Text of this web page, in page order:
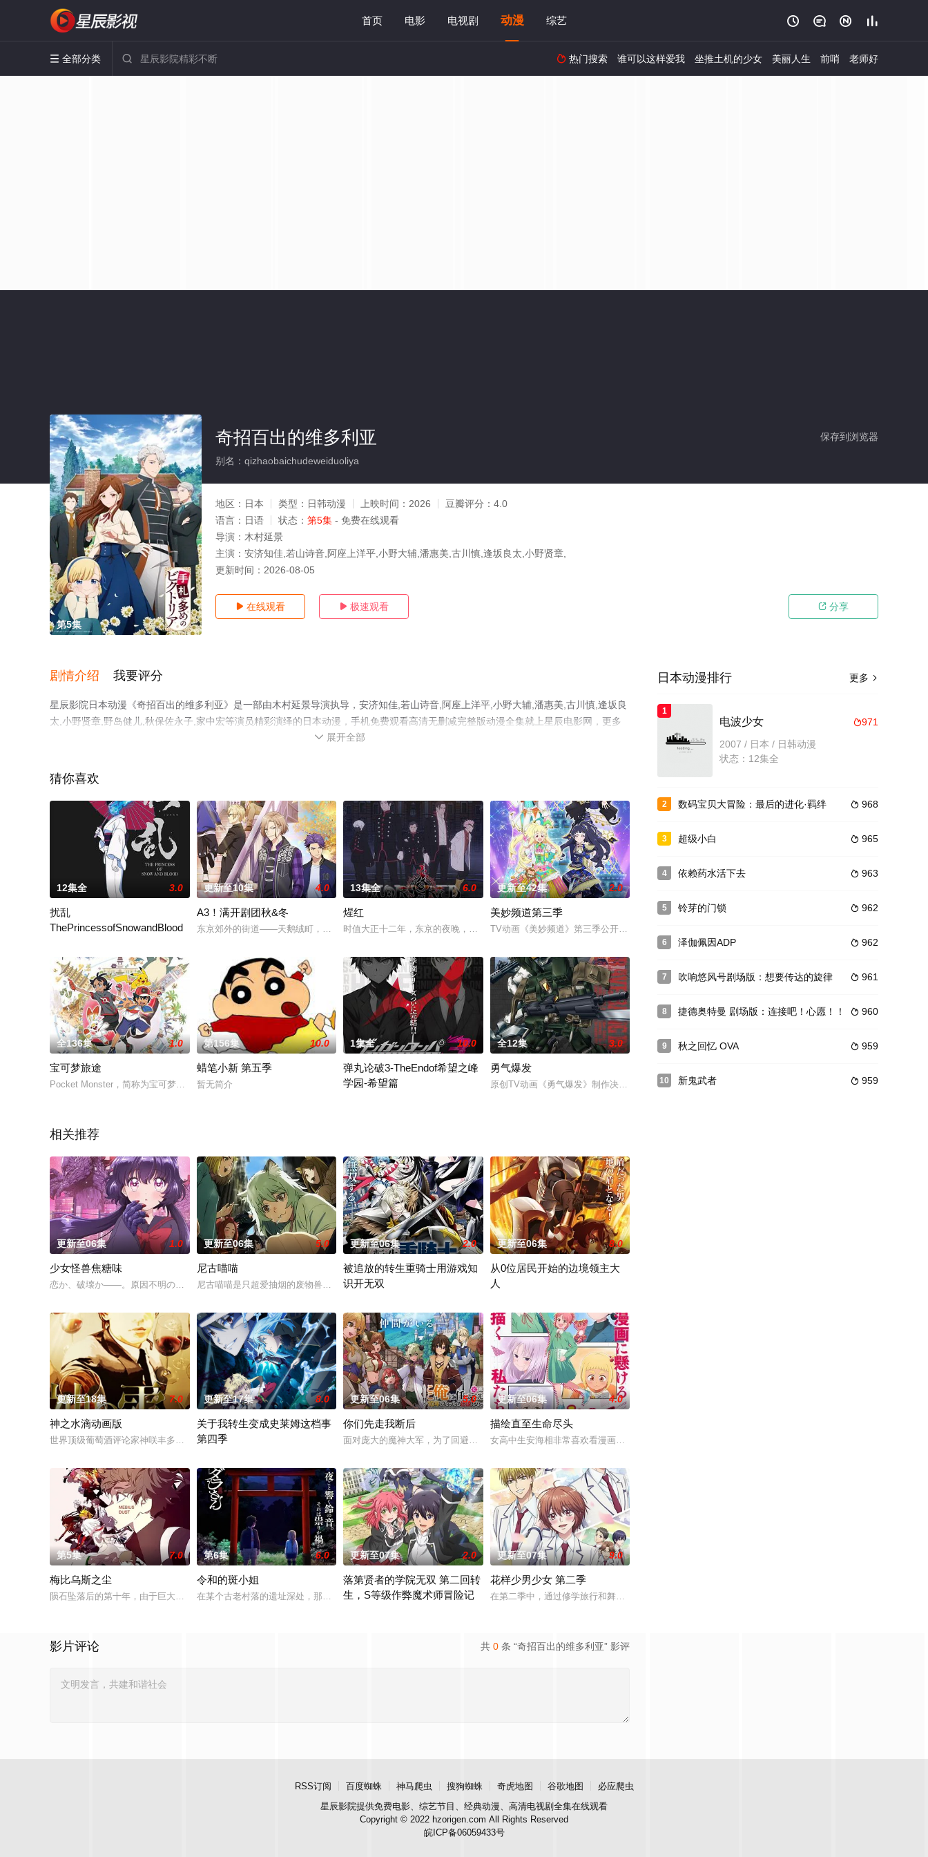
首页 电影 电视剧 动漫 综艺    
 全部分类   热门搜索 谁可以这样爱我 坐推土机的少女 美丽人生 前哨 老师好
第5集
保存到浏览器
奇招百出的维多利亚
别名：qizhaobaichudeweiduoliya
地区： 日本 类型： 日韩动漫 上映时间： 2026 豆瓣评分： 4.0
语言： 日语 状态： 第5集 - 免费在线观看
导演： 木村延景
主演： 安济知佳,若山诗音,阿座上洋平,小野大辅,潘惠美,古川慎,逢坂良太,小野贤章,
更新时间： 2026-08-05
 在线观看  极速观看  分享
剧情介绍 我要评分
星辰影院日本动漫《奇招百出的维多利亚》是一部由木村延景导演执导，安济知佳,若山诗音,阿座上洋平,小野大辅,潘惠美,古川慎,逢坂良
太,小野贤章,野岛健儿,秋保佐永子,家中宏等演员精彩演绎的日本动漫，手机免费观看高清无删减完整版动漫全集就上星辰电影网，更多
 展开全部
猜你喜欢
12集全 3.0
扰乱
ThePrincessofSnowandBlood
更新至10集 4.0
A3！满开剧团秋&冬
东京郊外的街道——天鹅绒町，这里有着被剧团成员们称之为天鹅绒之路的圣地。身为原舞台演员、因一纸来信而站在此地的你
13集全 6.0
煋红
时值大正十二年，东京的夜晚，那些将会出现。他们是潜藏在黑暗中，啜饮人类鲜血的吸血鬼，在更久远的时代就隐身居住在这
更新至42集 2.0
美妙频道第三季
TV动画《美妙频道》第三季公开新视觉图；新组合“ゴ—ゴ—！マスコッツ”同时发表
全136集 1.0
宝可梦旅途
Pocket Monster，简称为宝可梦Pokemon。它们是这颗星球上的不可思议生物。空中、海中、森林中、城
第156集 10.0
蜡笔小新 第五季
暂无简介
1集全 10.0
弹丸论破3-TheEndof希望之峰
学园-希望篇
全12集 3.0
勇气爆发
原创TV动画《勇气爆发》制作决定。
相关推荐
更新至06集 1.0
少女怪兽焦糖味
恋か、破壊か――。原因不明の病に悩まされている女子高生・赤石黒絵（クロエ）。不器用で人との交流を避けて生きてきた
更新至06集 5.0
尼古喵喵
尼古喵喵是只超爱抽烟的废物兽人！因为缺乏伦理与卫生观念，不是把烟头往窗外乱丢，就是对人乱吐口水，偶尔还会做出一些
更新至06集 2.0
被追放的转生重骑士用游戏知
识开无双
更新至06集 8.0
从0位居民开始的边境领主大
人
更新至18集 7.0
神之水滴动画版
世界顶级葡萄酒评论家神咲丰多香去世以后，留下了价值20亿日圆的丰厚遗产和一封遗书。在遗书中他宣布，只有以“盲饮”
更新至17集 8.0
关于我转生变成史莱姆这档事
第四季
更新至06集 5.0
你们先走我断后
面对庞大的魔神大军，为了回避全灭危机，勒库对伙伴们说出「这边交给我，你们先走吧！」， 一个人殿后对抗敌人大军，就
更新至06集 4.0
描绘直至生命尽头
女高中生安海相非常喜欢看漫画，尤其是 ☆野0 的《机器太与狸太》。国文老师手岛斥责她是浪费生命、声称
第5集 7.0
梅比乌斯之尘
陨石坠落后的第十年，由于巨大结晶释放出的神秘粒子“梅比乌斯之尘”的影响，一部分孩子获得了名为“拉姆斯”的特殊能力
第6集 6.0
令和的斑小姐
在某个古老村落的遗址深处，那一片禁止入内的区域里，存在着被口口相传为“窥之生厄、亵之招祟”的“不可触碰之物”。世
更新至07集 2.0
落第贤者的学院无双 第二回转
生，S等级作弊魔术师冒险记
更新至07集 9.0
花样少男少女 第二季
在第二季中，通过修学旅行和舞会等在原作中广受欢迎的篇章，细腻地描绘了瑞稀、佐野、中津三人之间的情
共 0 条 “奇招百出的维多利亚” 影评
影片评论
更多 
日本动漫排行
1
971
电波少女
2007 / 日本 / 日韩动漫
状态：12集全
2  968
数码宝贝大冒险：最后的进化·羁绊
3  965
超级小白
4  963
依赖药水活下去
5  962
铃芽的门锁
6  962
泽伽佩因ADP
7  961
吹响悠风号剧场版：想要传达的旋律
8  960
捷德奥特曼 剧场版：连接吧！心愿！！
9  959
秋之回忆 OVA
10  959
新鬼武者
RSS订阅 百度蜘蛛 神马爬虫 搜狗蜘蛛 奇虎地图 谷歌地图
必应爬虫
星辰影院提供免费电影、综艺节目、经典动漫、高清电视剧全集在线观看
Copyright © 2022 hzorigen.com All Rights Reserved
皖ICP备06059433号